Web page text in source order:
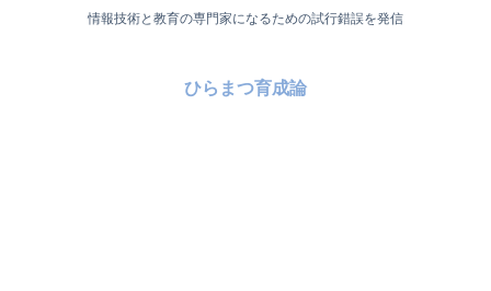
情報技術と教育の専門家になるための試行錯誤を発信
ひらまつ育成論